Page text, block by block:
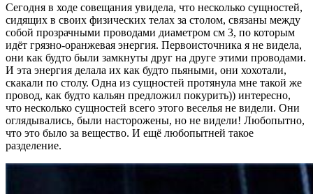
Сегодня в ходе совещания увидела, что несколько сущностей,
сидящих в своих физических телах за столом, связаны между
собой прозрачными проводами диаметром см 3, по которым
идёт грязно-оранжевая энергия. Первоисточника я не видела,
они как будто были замкнуты друг на друге этими проводами.
И эта энергия делала их как будто пьяными, они хохотали,
скакали по столу. Одна из сущностей протянула мне такой же
провод, как будто кальян предложил покурить)) интересно,
что несколько сущностей всего этого веселья не видели. Они
оглядывались, были насторожены, но не видели! Любопытно,
что это было за вещество. И ещё любопытней такое
разделение.